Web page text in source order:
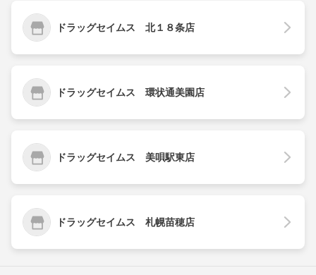
ドラッグセイムス 北１８条店
ドラッグセイムス 環状通美園店
ドラッグセイムス 美唄駅東店
ドラッグセイムス 札幌苗穂店